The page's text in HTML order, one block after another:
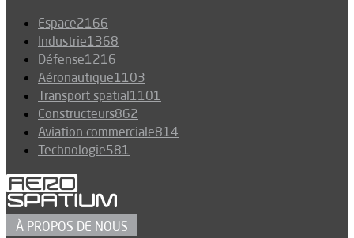
Espace2166
Industrie1368
Défense1216
Aéronautique1103
Transport spatial1101
Constructeurs862
Aviation commerciale814
Technologie581
À PROPOS DE NOUS